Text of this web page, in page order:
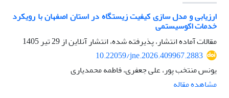
ارزیابی و مدل سازی کیفیت زیستگاه در استان اصفهان با رویکرد
خدمات اکوسیستمی
مقالات آماده انتشار، پذیرفته شده، انتشار آنلاین از29 تیر 1405
10.22059/jne.2026.409967.2883
یونس منتخب پور، علی جعفری، فاطمه محمدیاری
مشاهده مقاله